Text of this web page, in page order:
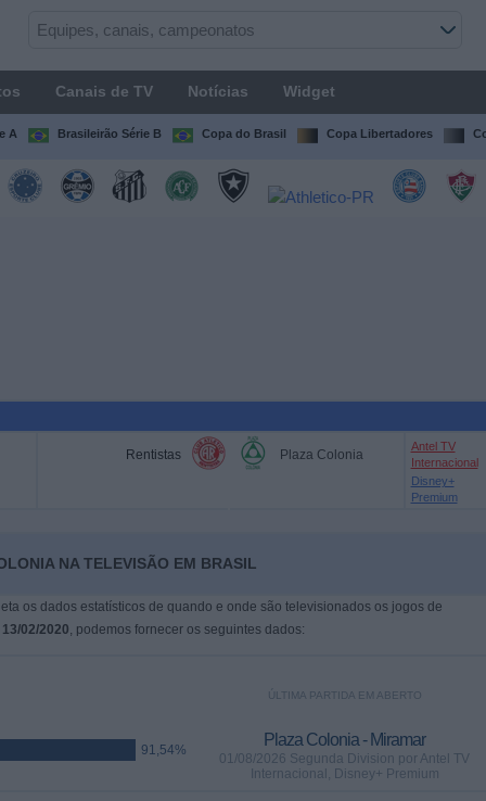
Canais de TV Notícias Widget
A Brasileirão Série B Copa do Brasil Copa Libertadores
Rentistas Plaza Colonia
Antel TV
Internacional
Disney+
Premium
NA TELEVISÃO EM BRASIL
os dados estatísticos de quando e onde são televisionados os jogos de
13/02/2020, podemos fornecer os seguintes dados:
91,54%
ÚLTIMA PARTIDA EM ABERTO
Plaza Colonia - Miramar
01/08/2026 Segunda Division por Antel TV
Internacional, Disney+ Premium